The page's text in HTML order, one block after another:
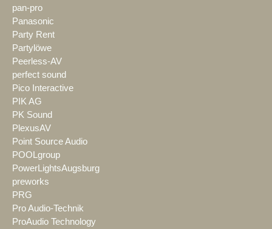
pan-pro
Panasonic
Party Rent
Partylöwe
Peerless-AV
perfect sound
Pico Interactive
PIK AG
PK Sound
PlexusAV
Point Source Audio
POOLgroup
PowerLightsAugsburg
preworks
PRG
Pro Audio-Technik
ProAudio Technology